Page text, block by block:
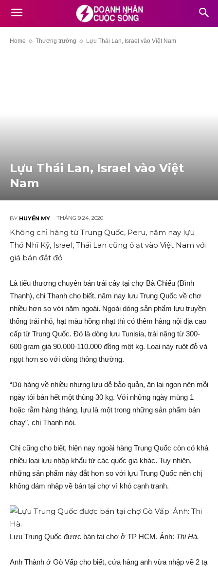
Home Thương trường Lựu Thái Lan, Israel vào Việt Nam
Lựu Thái Lan, Israel vào Việt
Nam
BY HUYỀN MY THÁNG 9 24, 2020
Không chỉ hàng từ Trung Quốc, Peru, năm nay lựu
Thổ Nhĩ Kỹ, Israel, Thái Lan cũng ồ ạt vào Việt Nam với
giá bán đắt đỏ.
Là tiểu thương chuyên bán trái cây tại chợ Bà Chiểu (Bình
Thạnh), chị Thanh cho biết, năm nay lựu Trung Quốc về chợ
nhiều hơn so với năm ngoái. Ngoài dòng sản phẩm lựu truyền
thống trái nhỏ, hạt màu hồng nhạt thì có thêm hàng nội địa cao
cấp từ Trung Quốc. Đó là dòng lựu Tunisia, trái nặng từ 300-
600 gram giá 90.000-110.000 đồng một kg. Loại này ruột đỏ và
ngọt hơn so với dòng thông thường.
“Dù hàng về nhiều nhưng lựu dễ bảo quản, ăn lại ngon nên mỗi
ngày tôi bán hết một thùng 30 kg. Với những ngày mùng 1
hoặc rằm hàng tháng, lựu là một trong những sản phẩm bán
chạy”, chị Thanh nói.
Chị cũng cho biết, hiện nay ngoài hàng Trung Quốc còn có khá
nhiều loại lựu nhập khẩu từ các quốc gia khác. Tuy nhiên,
những sản phẩm này đắt hơn so với lựu Trung Quốc nên chị
không dám nhập về bán tại chợ vì khó cạnh tranh.
Lựu Trung Quốc được bán tại chợ ở TP HCM. Ảnh: Thi Hà.
Anh Thành ở Gò Vấp cho biết, cửa hàng anh vừa nhập về 2 tạ